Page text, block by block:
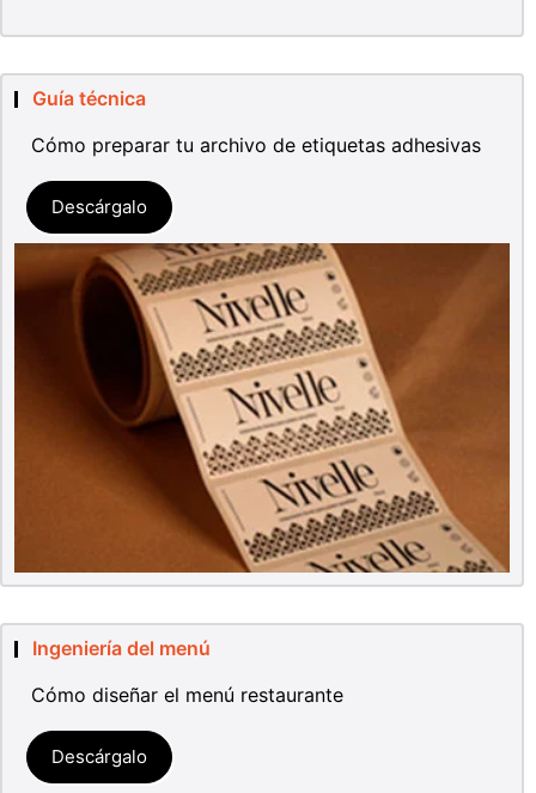
Guía técnica
Cómo preparar tu archivo de etiquetas adhesivas
Descárgalo
Ingeniería del menú
Cómo diseñar el menú restaurante
Descárgalo